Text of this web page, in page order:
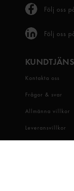
Följ oss
Följ oss
Kontakta oss
Frågor & svar
Allmänna villkor
Leveransvillkor